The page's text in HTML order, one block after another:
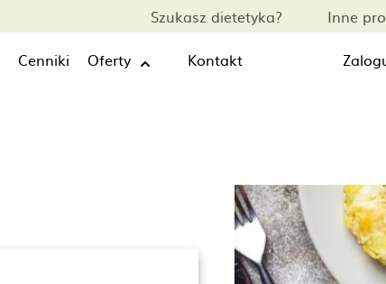
Szukasz dietetyka? Inne
Cenniki Oferty Kontakt